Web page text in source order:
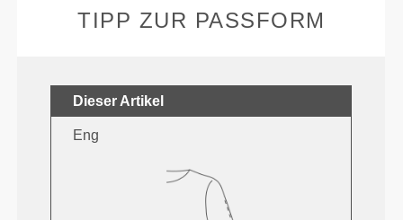
TIPP ZUR PASSFORM
Dieser Artikel
Eng